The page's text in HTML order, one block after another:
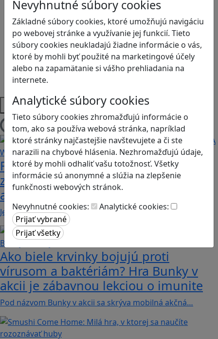
Nevyhnutné súbory cookies
Základné súbory cookies, ktoré umožňujú navigáciu
po webovej stránke a využívanie jej funkcií. Tieto
súbory cookies neukladajú žiadne informácie o vás,
ktoré by mohli byť použité na marketingové účely
alebo na zapamätanie si vášho prehliadania na
internete.
Analytické súbory cookies
Tieto súbory cookies zhromažďujú informácie o
tom, ako sa používa webová stránka, napríklad
ktoré stránky najčastejšie navštevujete a či ste
narazili na chybové hlásenia. Nezhromažďujú údaje,
ktoré by mohli odhaliť vašu totožnosť. Všetky
informácie sú anonymné a slúžia na zlepšenie
funkčnosti webových stránok.
Nevyhnutné cookies:
Analytické cookies:
Logické myslenie
Ľudské práva a tolerancia
Motorika a koncentrácia
Programovanie/Technika
Sociálne zručnosti a kooperácia
Strategické myslenie
Zdravie a pohyb
Platformy
Načítam blogy
Fotografujte zvieratká, aby ste
zachránili ostrov v Alba: A Wildlife
adventure
Jednoduchá hra, vhodná pre kohokoľvek z rodiny,…
Ako biele krvinky bojujú proti
vírusom a baktériám? Hra Bunky v
akcii je zábavnou lekciou o imunite
Pod názvom Bunky v akcii sa skrýva mobilná akčná…